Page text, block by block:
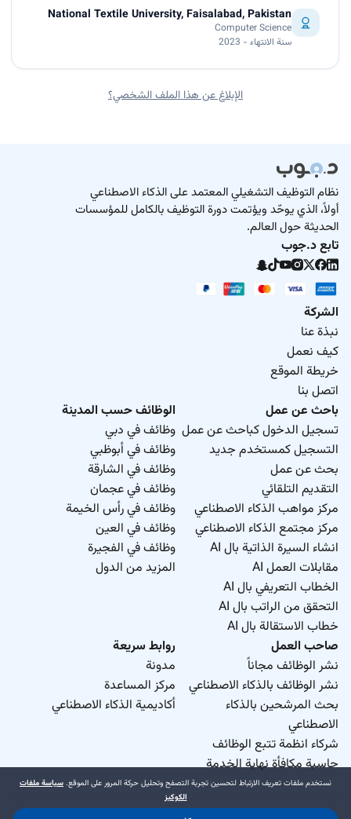
National Textile University, Faisalabad, Pakistan
Computer Science
سنة الانتهاء - 2023
الإبلاغ عن هذا الملف الشخصي؟
نظام التوظيف التشغيلي المعتمد على الذكاء الاصطناعي
أولاً، الذي يوحّد ويؤتمت دورة التوظيف بالكامل للمؤسسات
الحديثة حول العالم.
تابع د.جوب
الشركة
نبذة عنا
كيف نعمل
خريطة الموقع
اتصل بنا
باحث عن عمل
تسجيل الدخول كباحث عن عمل
التسجيل كمستخدم جديد
بحث عن عمل
التقديم التلقائي
مركز مواهب الذكاء الاصطناعي
مركز مجتمع الذكاء الاصطناعي
انشاء السيرة الذاتية بال AI
مقابلات العمل AI
الخطاب التعريفي بال AI
التحقق من الراتب بال AI
خطاب الاستقالة بال AI
الوظائف حسب المدينة
وظائف في دبي
وظائف في أبوظبي
وظائف في الشارقة
وظائف في عجمان
وظائف في رأس الخيمة
وظائف في العين
وظائف في الفجيرة
المزيد من الدول
صاحب العمل
نشر الوظائف مجاناً
نشر الوظائف بالذكاء الاصطناعي
بحث المرشحين بالذكاء
الاصطناعي
شركاء انظمة تتبع الوظائف
حاسبة مكافأة نهاية الخدمة
روابط سريعة
مدونة
مركز المساعدة
أكاديمية الذكاء الاصطناعي
نستخدم ملفات تعريف الارتباط لتحسين تجربة التصفح وتحليل حركة المرور على الموقع. سياسة ملفات
الكوكيز